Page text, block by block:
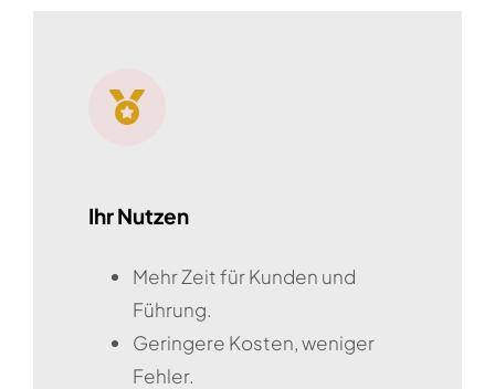
Ihr Nutzen
Mehr Zeit für Kunden und
Führung.
Geringere Kosten, weniger
Fehler.